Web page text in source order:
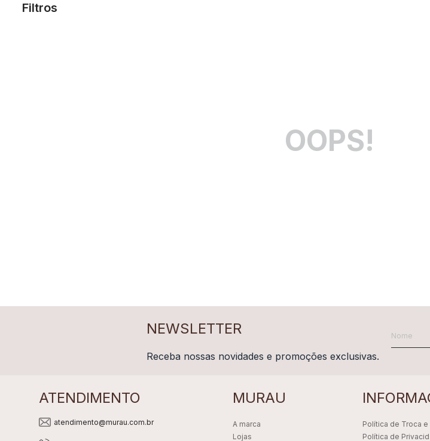
Filtros
OOPS!
NEWSLETTER
Receba nossas novidades e promoções exclusivas.
ATENDIMENTO
atendimento@murau.com.br
MURAU
A marca
Lojas
Política de Troca
Política de